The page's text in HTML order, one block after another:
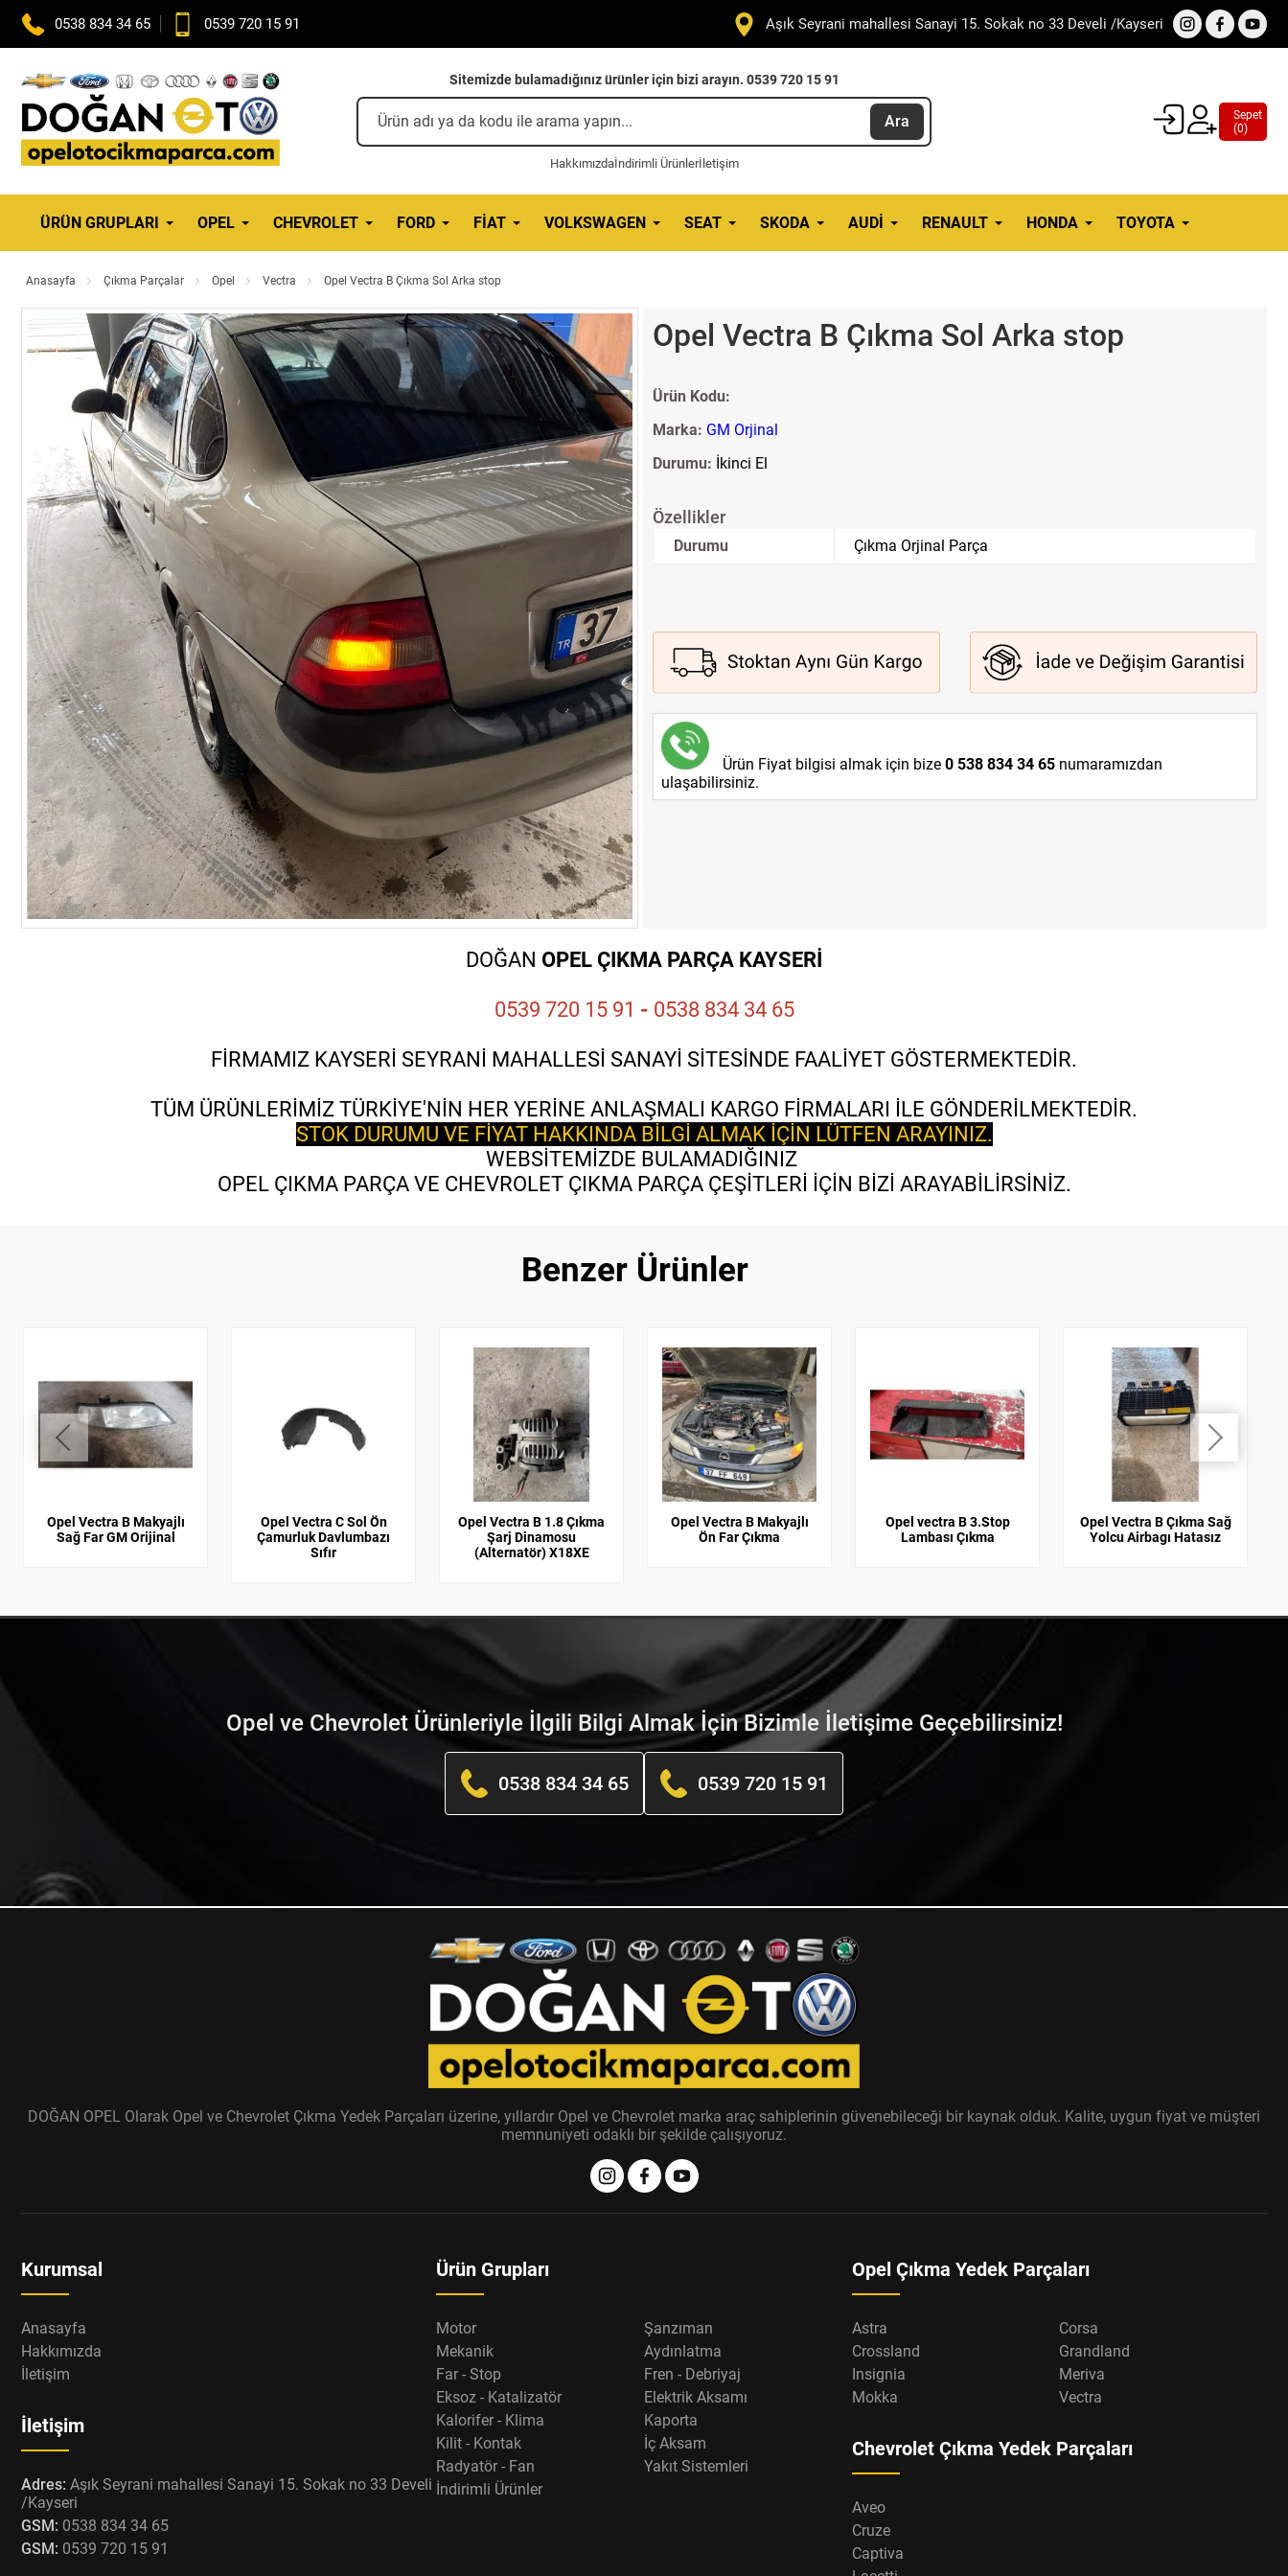
0538 834 34 65 0539 720 15 91 Aşık Seyrani mahallesi Sanayi 15. Sokak no 33 Develi /Kayseri
Sitemizde bulamadığınız ürünler için bizi arayın. 0539 720 15 91
Ara
Hakkımızdaİndirimli Ürünlerİletişim
Sepet
(0)
ÜRÜN GRUPLARI OPEL CHEVROLET FORD FIAT VOLKSWAGEN SEAT SKODA AUDI RENAULT HONDA TOYOTA
Anasayfa Çıkma Parçalar Opel Vectra Opel Vectra B Çıkma Sol Arka stop
Opel Vectra B Çıkma Sol Arka stop
Ürün Kodu:
Marka: GM Orjinal
Durumu: İkinci El
Özellikler
Durumu Çıkma Orjinal Parça
Ürün Fiyat bilgisi almak için bize 0 538 834 34 65numaramızdan
ulaşabilirsiniz.
DOĞAN OPEL ÇIKMA PARÇA KAYSERİ
0539 720 15 91 - 0538 834 34 65
FİRMAMIZ KAYSERİ SEYRANİ MAHALLESİ SANAYİ SİTESİNDE FAALİYET GÖSTERMEKTEDİR.
TÜM ÜRÜNLERİMİZ TÜRKİYE'NİN HER YERİNE ANLAŞMALI KARGO FİRMALARI İLE GÖNDERİLMEKTEDİR.
STOK DURUMU VE FİYAT HAKKINDA BİLGİ ALMAK İÇİN LÜTFEN ARAYINIZ.
WEBSİTEMİZDE BULAMADIĞINIZ
OPEL ÇIKMA PARÇA VE CHEVROLET ÇIKMA PARÇA ÇEŞİTLERİ İÇİN BİZİ ARAYABİLİRSİNİZ.
Benzer Ürünler
Opel Vectra B Makyajlı
Sağ Far GM Orijinal
Opel Vectra C Sol Ön
Çamurluk Davlumbazı
Sıfır
Opel Vectra B 1.8 Çıkma
Şarj Dinamosu
(Alternatör) X18XE
Opel Vectra B Makyajlı
Ön Far Çıkma
Opel vectra B 3.Stop
Lambası Çıkma
Opel Vectra B Çıkma Sağ
Yolcu Airbagı Hatasız
Opel ve Chevrolet Ürünleriyle İlgili Bilgi Almak İçin Bizimle İletişime Geçebilirsiniz!
0538 834 34 65 0539 720 15 91
DOĞAN OPEL Olarak Opel ve Chevrolet Çıkma Yedek Parçaları üzerine, yıllardır Opel ve Chevrolet marka araç sahiplerinin güvenebileceği bir kaynak olduk. Kalite, uygun fiyat ve müşteri
memnuniyeti odaklı bir şekilde çalışıyoruz.
Kurumsal
Anasayfa
Hakkımızda
İletişim
İletişim
Adres: Aşık Seyrani mahallesi Sanayi 15. Sokak no 33 Develi
/Kayseri
GSM: 0538 834 34 65
GSM: 0539 720 15 91
Ürün Grupları
Motor
Şanzıman
Mekanik
Aydınlatma
Far - Stop
Fren - Debriyaj
Eksoz - Katalizatör
Elektrik Aksamı
Kalorifer - Klima
Kaporta
Kilit - Kontak
İç Aksam
Radyatör - Fan
Yakıt Sistemleri
İndirimli Ürünler
Opel Çıkma Yedek Parçaları
Astra
Corsa
Crossland
Grandland
Insignia
Meriva
Mokka
Vectra
Chevrolet Çıkma Yedek Parçaları
Aveo
Cruze
Captiva